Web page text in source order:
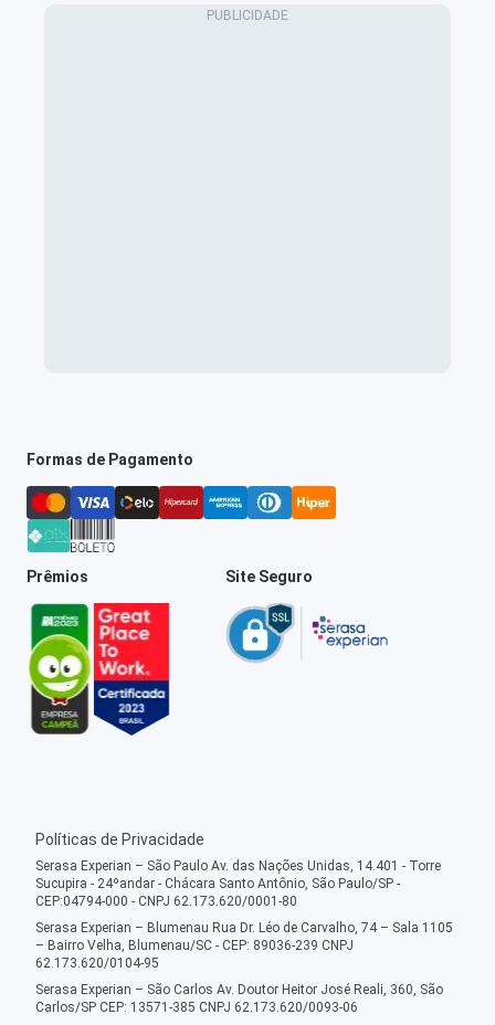
Formas de Pagamento
Prêmios Site Seguro
Políticas de Privacidade
Serasa Experian – São Paulo Av. das Nações Unidas, 14.401 - Torre
Sucupira - 24ºandar - Chácara Santo Antônio, São Paulo/SP -
CEP:04794-000 - CNPJ 62.173.620/0001-80
Serasa Experian – Blumenau Rua Dr. Léo de Carvalho, 74 – Sala 1105
– Bairro Velha, Blumenau/SC - CEP: 89036-239 CNPJ
62.173.620/0104-95
Serasa Experian – São Carlos Av. Doutor Heitor José Reali, 360, São
Carlos/SP CEP: 13571-385 CNPJ 62.173.620/0093-06